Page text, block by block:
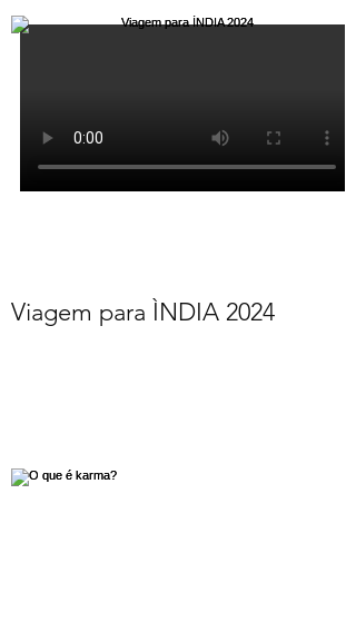
Viagem para ÌNDIA 2024